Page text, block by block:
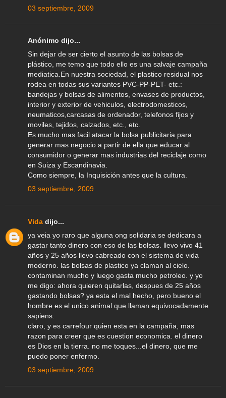
03 septiembre, 2009
Anónimo dijo...
Sin dejar de ser cierto el asunto de las bolsas de
plástico, me temo que todo ello es una salvaje campaña
mediatica.En nuestra sociedad, el plastico residual nos
rodea en todas sus variantes PVC-PP-PET- etc.:
bandejas y bolsas de alimentos, envases de productos,
interior y exterior de vehiculos, electrodomesticos,
neumaticos,carcasas de ordenador, telefonos fijos y
moviles, tejidos, calzados, etc., etc.
Es mucho mas facil atacar la bolsa publicitaria para
generar mas negocio a partir de ella que educar al
consumidor o generar mas industrias del reciclaje como
en Suiza y Escandinavia.
Como siempre, la Inquisición antes que la cultura.
03 septiembre, 2009
Vida dijo...
ya veia yo raro que alguna ong solidaria se dedicara a
gastar tanto dinero con eso de las bolsas. llevo vivo 41
años y 25 años llevo cabreado con el sistema de vida
moderno. las bolsas de plastico ya claman al cielo.
contaminan mucho y luego gasta mucho petroleo. y yo
me digo: ahora quieren quitarlas, despues de 25 años
gastando bolsas? ya esta el mal hecho, pero bueno el
hombre es el unico animal que llaman equivocadamente
sapiens.
claro, y es carrefour quien esta en la campaña, mas
razon para creer que es cuestion economica. el dinero
es Dios en la tierra. no me toques...el dinero, que me
puedo poner enfermo.
03 septiembre, 2009